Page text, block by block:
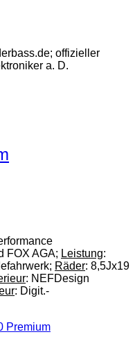
offizieller
a. D.
FOX AGA; Leistung:
Räder: 8,5Jx19
: NEFDesign
: Digit.-
Premium